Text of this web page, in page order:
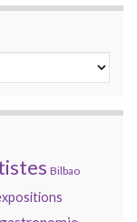
Bilbao